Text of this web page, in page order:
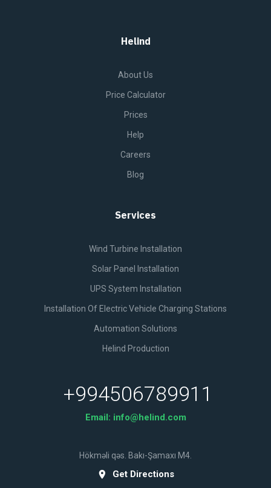
Helind
About Us
Price Calculator
Prices
Help
Careers
Blog
Services
Wind Turbine Installation
Solar Panel Installation
UPS System Installation
Installation Of Electric Vehicle Charging Stations
Automation Solutions
Helind Production
+994506789911
Email: info@helind.com
Hökməli qəs. Bakı-Şamaxı M4.
Get Directions